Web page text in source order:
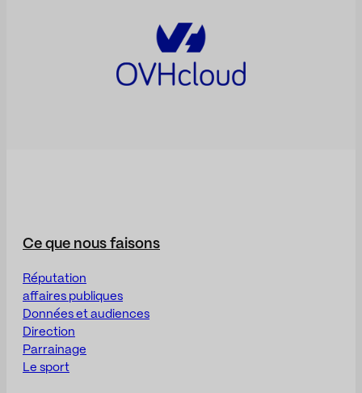
Ce que nous faisons
Réputation
affaires publiques
Données et audiences
Direction
Parrainage
Le sport